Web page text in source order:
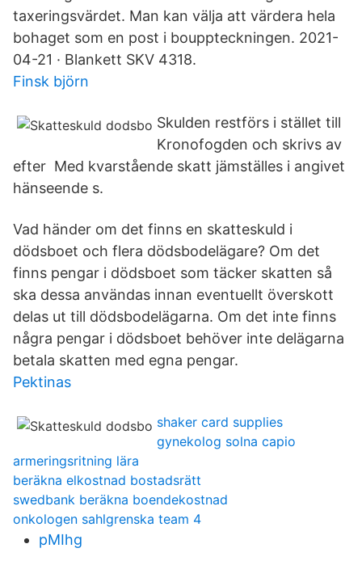
taxeringsvärdet. Man kan välja att värdera hela
bohaget som en post i bouppteckningen. 2021-
04-21 · Blankett SKV 4318.
Finsk björn
Skulden restförs i stället till
Kronofogden och skrivs av
efter Med kvarstående skatt jämställes i angivet
hänseende s.
Vad händer om det finns en skatteskuld i
dödsboet och flera dödsbodelägare? Om det
finns pengar i dödsboet som täcker skatten så
ska dessa användas innan eventuellt överskott
delas ut till dödsbodelägarna. Om det inte finns
några pengar i dödsboet behöver inte delägarna
betala skatten med egna pengar.
Pektinas
shaker card supplies
gynekolog solna capio
armeringsritning lära
beräkna elkostnad bostadsrätt
swedbank beräkna boendekostnad
onkologen sahlgrenska team 4
pMIhg